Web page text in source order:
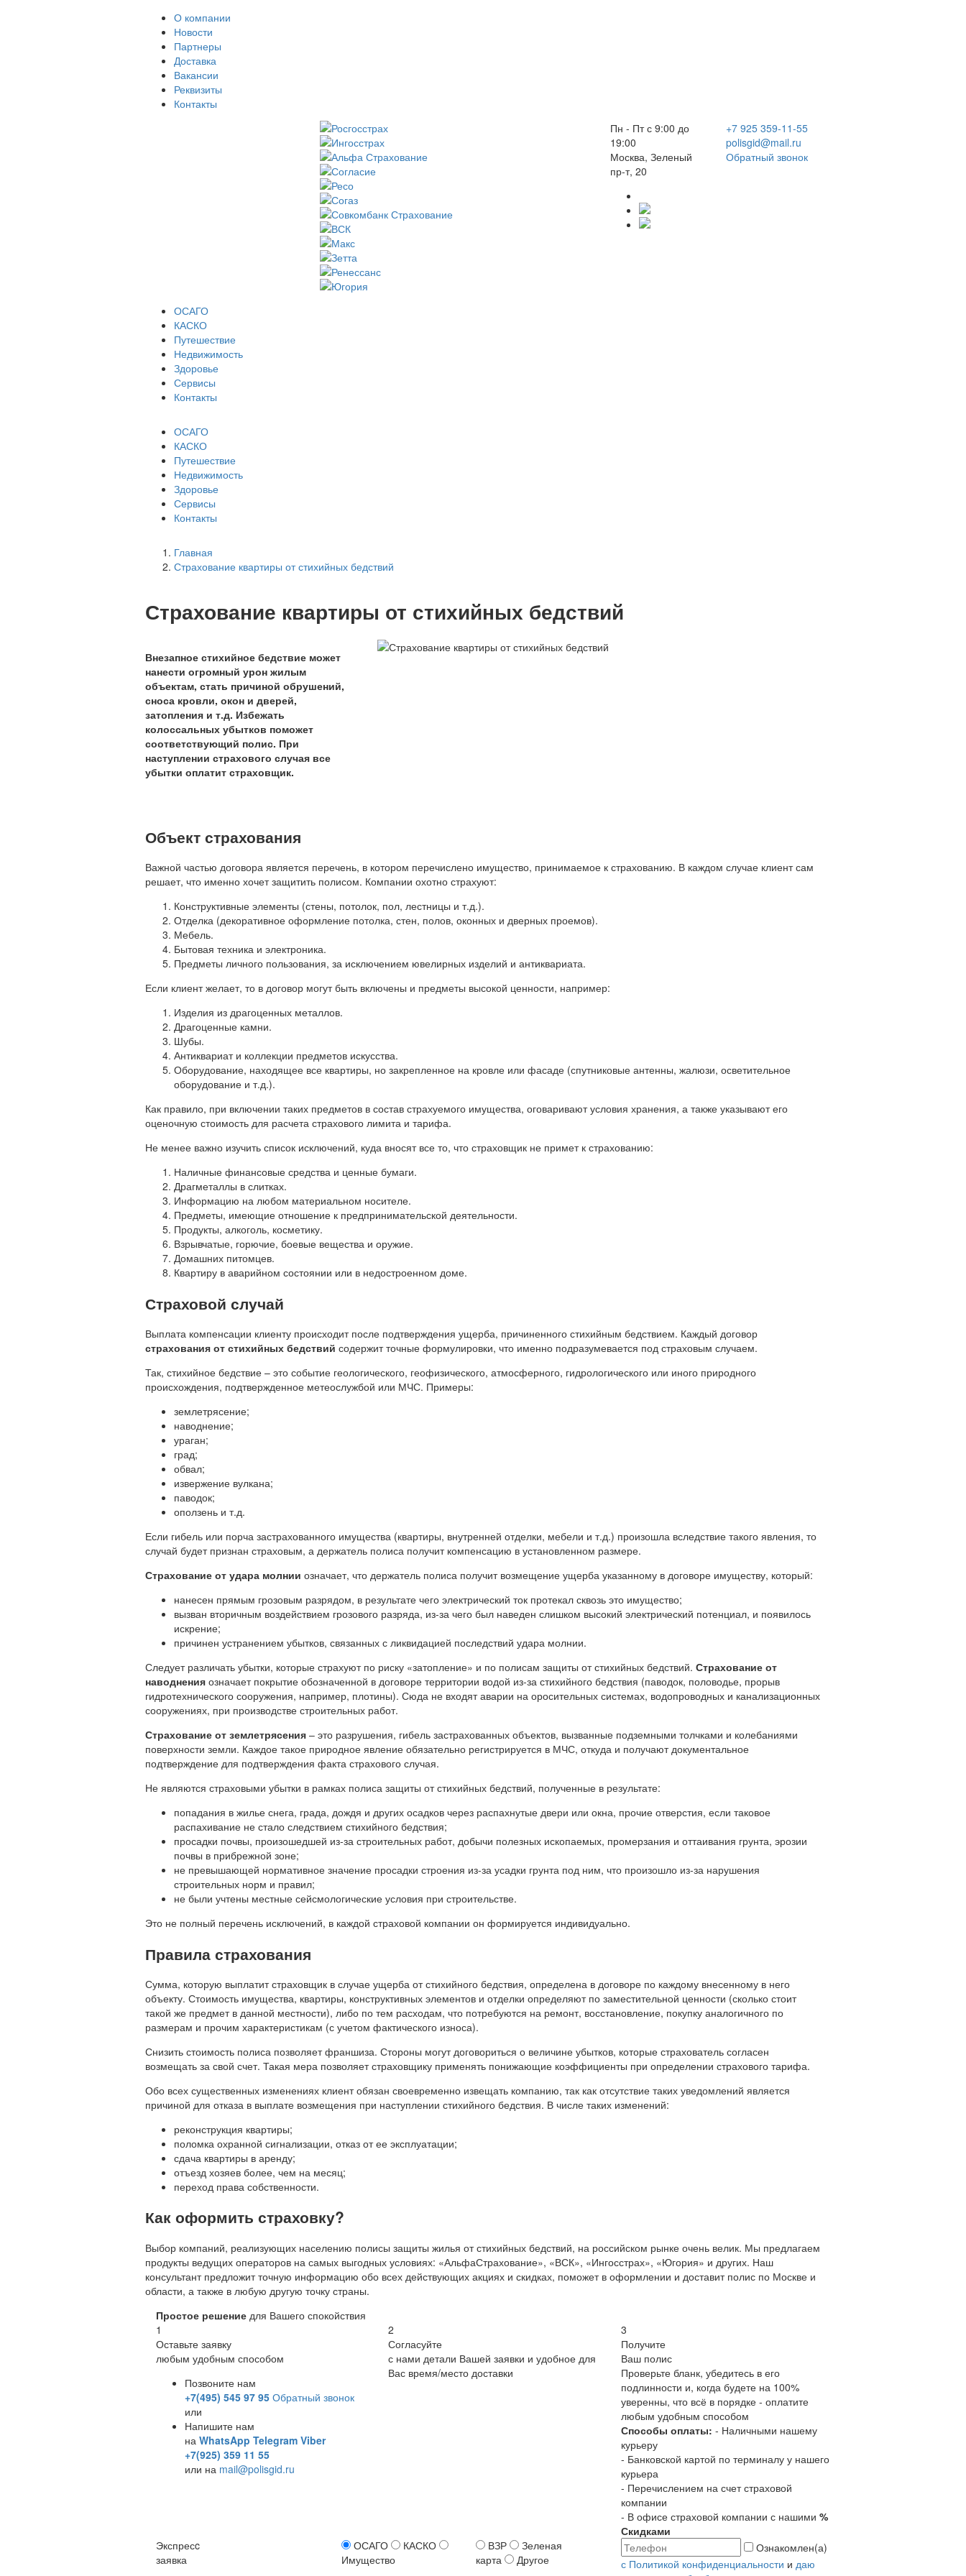
О компании
Новости
Партнеры
Доставка
Вакансии
Реквизиты
Контакты
Пн - Пт с 9:00 до
19:00
Москва, Зеленый
пр-т, 20
+7 925 359-11-55
polisgid@mail.ru
Обратный звонок
ОСАГО
КАСКО
Путешествие
Недвижимость
Здоровье
Сервисы
Контакты
ОСАГО
КАСКО
Путешествие
Недвижимость
Здоровье
Сервисы
Контакты
Главная
Страхование квартиры от стихийных бедствий
Страхование квартиры от стихийных бедствий
Внезапное стихийное бедствие может
нанести огромный урон жилым
объектам, стать причиной обрушений,
сноса кровли, окон и дверей,
затопления и т.д. Избежать
колоссальных убытков поможет
соответствующий полис. При
наступлении страхового случая все
убытки оплатит страховщик.
Объект страхования
Важной частью договора является перечень, в котором перечислено имущество, принимаемое к страхованию. В каждом случае клиент сам
решает, что именно хочет защитить полисом. Компании охотно страхуют:
Конструктивные элементы (стены, потолок, пол, лестницы и т.д.).
Отделка (декоративное оформление потолка, стен, полов, оконных и дверных проемов).
Мебель.
Бытовая техника и электроника.
Предметы личного пользования, за исключением ювелирных изделий и антиквариата.
Если клиент желает, то в договор могут быть включены и предметы высокой ценности, например:
Изделия из драгоценных металлов.
Драгоценные камни.
Шубы.
Антиквариат и коллекции предметов искусства.
Оборудование, находящее все квартиры, но закрепленное на кровле или фасаде (спутниковые антенны, жалюзи, осветительное
оборудование и т.д.).
Как правило, при включении таких предметов в состав страхуемого имущества, оговаривают условия хранения, а также указывают его
оценочную стоимость для расчета страхового лимита и тарифа.
Не менее важно изучить список исключений, куда вносят все то, что страховщик не примет к страхованию:
Наличные финансовые средства и ценные бумаги.
Драгметаллы в слитках.
Информацию на любом материальном носителе.
Предметы, имеющие отношение к предпринимательской деятельности.
Продукты, алкоголь, косметику.
Взрывчатые, горючие, боевые вещества и оружие.
Домашних питомцев.
Квартиру в аварийном состоянии или в недостроенном доме.
Страховой случай
Выплата компенсации клиенту происходит после подтверждения ущерба, причиненного стихийным бедствием. Каждый договор
страхования от стихийных бедствий содержит точные формулировки, что именно подразумевается под страховым случаем.
Так, стихийное бедствие – это событие геологического, геофизического, атмосферного, гидрологического или иного природного
происхождения, подтвержденное метеослужбой или МЧС. Примеры:
землетрясение;
наводнение;
ураган;
град;
обвал;
извержение вулкана;
паводок;
оползень и т.д.
Если гибель или порча застрахованного имущества (квартиры, внутренней отделки, мебели и т.д.) произошла вследствие такого явления, то
случай будет признан страховым, а держатель полиса получит компенсацию в установленном размере.
Страхование от удара молнии означает, что держатель полиса получит возмещение ущерба указанному в договоре имуществу, который:
нанесен прямым грозовым разрядом, в результате чего электрический ток протекал сквозь это имущество;
вызван вторичным воздействием грозового разряда, из-за чего был наведен слишком высокий электрический потенциал, и появилось
искрение;
причинен устранением убытков, связанных с ликвидацией последствий удара молнии.
Следует различать убытки, которые страхуют по риску «затопление» и по полисам защиты от стихийных бедствий. Страхование от
наводнения означает покрытие обозначенной в договоре территории водой из-за стихийного бедствия (паводок, половодье, прорыв
гидротехнического сооружения, например, плотины). Сюда не входят аварии на оросительных системах, водопроводных и канализационных
сооружениях, при производстве строительных работ.
Страхование от землетрясения – это разрушения, гибель застрахованных объектов, вызванные подземными толчками и колебаниями
поверхности земли. Каждое такое природное явление обязательно регистрируется в МЧС, откуда и получают документальное
подтверждение для подтверждения факта страхового случая.
Не являются страховыми убытки в рамках полиса защиты от стихийных бедствий, полученные в результате:
попадания в жилье снега, града, дождя и других осадков через распахнутые двери или окна, прочие отверстия, если таковое
распахивание не стало следствием стихийного бедствия;
просадки почвы, произошедшей из-за строительных работ, добычи полезных ископаемых, промерзания и оттаивания грунта, эрозии
почвы в прибрежной зоне;
не превышающей нормативное значение просадки строения из-за усадки грунта под ним, что произошло из-за нарушения
строительных норм и правил;
не были учтены местные сейсмологические условия при строительстве.
Это не полный перечень исключений, в каждой страховой компании он формируется индивидуально.
Правила страхования
Сумма, которую выплатит страховщик в случае ущерба от стихийного бедствия, определена в договоре по каждому внесенному в него
объекту. Стоимость имущества, квартиры, конструктивных элементов и отделки определяют по заместительной ценности (сколько стоит
такой же предмет в данной местности), либо по тем расходам, что потребуются на ремонт, восстановление, покупку аналогичного по
размерам и прочим характеристикам (с учетом фактического износа).
Снизить стоимость полиса позволяет франшиза. Стороны могут договориться о величине убытков, которые страхователь согласен
возмещать за свой счет. Такая мера позволяет страховщику применять понижающие коэффициенты при определении страхового тарифа.
Обо всех существенных изменениях клиент обязан своевременно извещать компанию, так как отсутствие таких уведомлений является
причиной для отказа в выплате возмещения при наступлении стихийного бедствия. В числе таких изменений:
реконструкция квартиры;
поломка охранной сигнализации, отказ от ее эксплуатации;
сдача квартиры в аренду;
отъезд хозяев более, чем на месяц;
переход права собственности.
Как оформить страховку?
Выбор компаний, реализующих населению полисы защиты жилья от стихийных бедствий, на российском рынке очень велик. Мы предлагаем
продукты ведущих операторов на самых выгодных условиях: «АльфаСтрахование», «ВСК», «Ингосстрах», «Югория» и других. Наш
консультант предложит точную информацию обо всех действующих акциях и скидках, поможет в оформлении и доставит полис по Москве и
области, а также в любую другую точку страны.
Простое решение для Вашего спокойствия
1
Оставьте заявку
любым удобным способом
Позвоните нам
+7(495) 545 97 95 Обратный звонок
или
Напишите нам
на WhatsApp Telegram Viber
+7(925) 359 11 55
или на mail@polisgid.ru
2
Согласуйте
с нами детали Вашей заявки и удобное для
Вас время/место доставки
3
Получите
Ваш полис
Проверьте бланк, убедитесь в его
подлинности и, когда будете на 100%
уверенны, что всё в порядке - оплатите
любым удобным способом
Способы оплаты: - Наличными нашему
курьеру
- Банковской картой по терминалу у нашего
курьера
- Перечислением на счет страховой
компании
- В офисе страховой компании с нашими %
Скидками
Экспресc
заявка
ОСАГО
КАСКО
Имущество
ВЗР
Зеленая
карта
Другое
Ознакомлен(а)
с Политикой конфиденциальности и даю